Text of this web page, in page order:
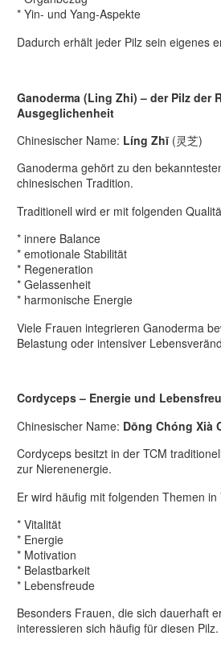
* Yin- und Yang-Aspekte
Dadurch erhält jeder Pilz sein eigenes
Ganoderma (Ling Zhi) – der Pilz der
Ausgeglichenheit
Chinesischer Name: Líng Zhī (灵芝)
Ganoderma gehört zu den
chinesischen Tradition.
Traditionell wird er mit folgenden
* innere Balance
* emotionale Stabilität
* Regeneration
* Gelassenheit
* harmonische Energie
Viele Frauen integrieren Ganoderma
Belastung oder intensiver
Cordyceps – Energie und
Chinesischer Name: Dōng Chóng Xià
Cordyceps besitzt in der TCM
zur Nierenenergie.
Er wird häufig mit folgenden Themen
* Vitalität
* Energie
* Motivation
* Belastbarkeit
* Lebensfreude
Besonders Frauen, die sich dauerhaft
interessieren sich häufig für diesen Pilz.